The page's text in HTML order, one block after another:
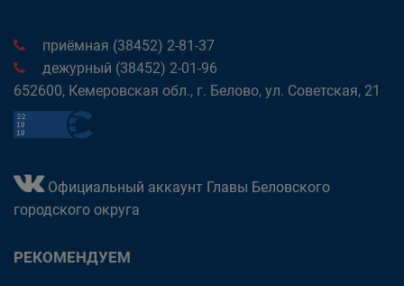
приёмная (38452) 2-81-37
дежурный (38452) 2-01-96
652600, Кемеровская обл., г. Белово, ул. Советская, 21
Официальный аккаунт Главы Беловского
городского округа
РЕКОМЕНДУЕМ